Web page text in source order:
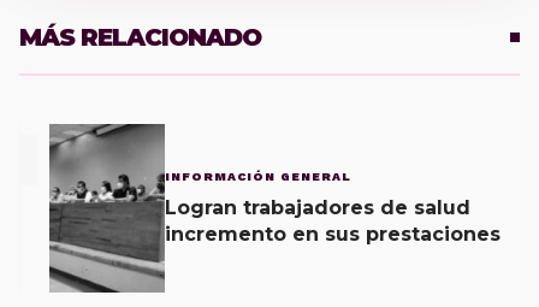
MÁS RELACIONADO
INFORMACIÓN GENERAL
Logran trabajadores de salud
incremento en sus prestaciones